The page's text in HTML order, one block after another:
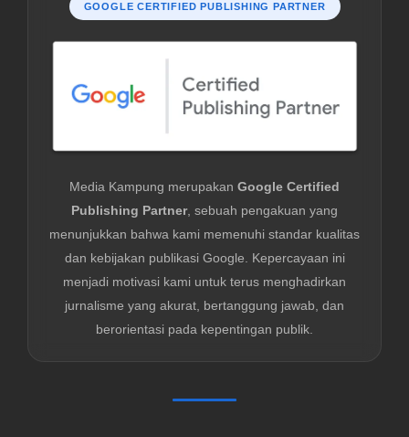
GOOGLE CERTIFIED PUBLISHING PARTNER
Media Kampung merupakan Google Certified
Publishing Partner, sebuah pengakuan yang
menunjukkan bahwa kami memenuhi standar kualitas
dan kebijakan publikasi Google. Kepercayaan ini
menjadi motivasi kami untuk terus menghadirkan
jurnalisme yang akurat, bertanggung jawab, dan
berorientasi pada kepentingan publik.